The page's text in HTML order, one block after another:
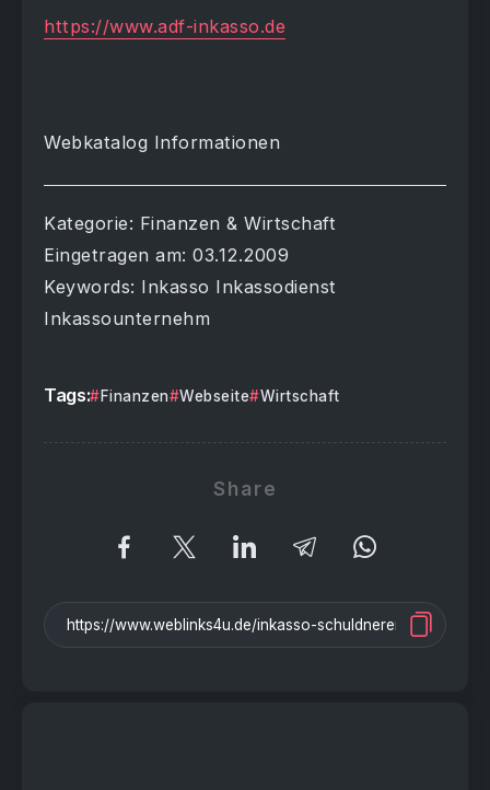
https://www.adf-inkasso.de
Webkatalog Informationen
Kategorie: Finanzen & Wirtschaft
Eingetragen am: 03.12.2009
Keywords: Inkasso Inkassodienst
Inkassounternehm
Tags: Finanzen Webseite Wirtschaft
Share